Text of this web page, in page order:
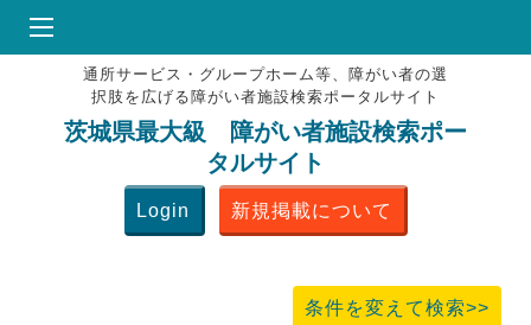
HOME
♥お気にりブックマーク
掲載会員MENU
よくある質問
通所サービス・グループホーム等、障がい者の選
択肢を広げる障がい者施設検索ポータルサイト
茨城県最大級 障がい者施設検索ポー
タルサイト
Login 新規掲載について
条件を変えて検索>>